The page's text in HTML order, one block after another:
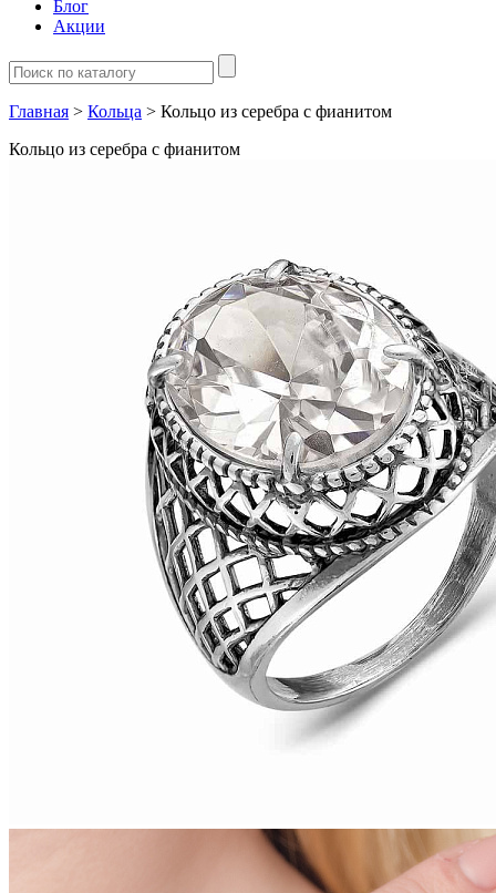
Блог
Акции
Главная > Кольца > Кольцо из серебра с фианитом
Кольцо из серебра с фианитом